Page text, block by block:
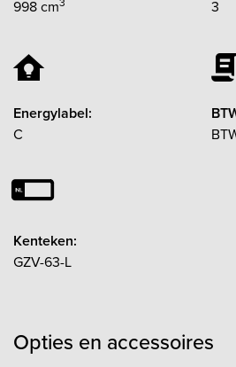
998 cm
3
Energylabel:
C
Kenteken:
GZV-63-L
Opties en accessoires